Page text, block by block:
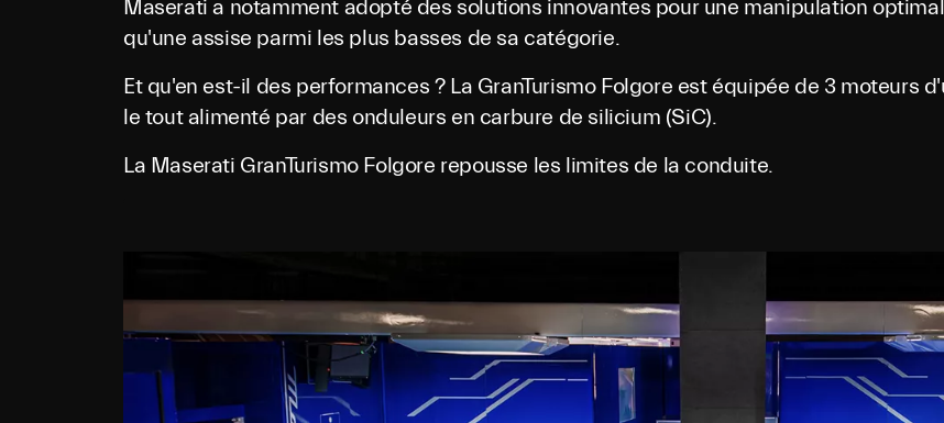
Maserati a notamment adopté des solutions innovantes pour une manipulation
qu'une assise parmi les plus basses de sa catégorie.
Et qu'en est-il des performances ? La GranTurismo Folgore est équipée de 3 moteurs
le tout alimenté par des onduleurs en carbure de silicium (SiC).
La Maserati GranTurismo Folgore repousse les limites de la conduite.